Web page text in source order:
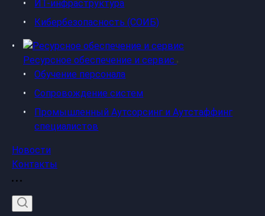
ИТ-инфраструктура
Кибербезопасность (СОИБ)
Ресурсное обеспечение и сервис
Обучение персонала
Сопровождение систем
Промышленный Аутсорсинг и Аутстаффинг
специалистов
Новости
Контакты